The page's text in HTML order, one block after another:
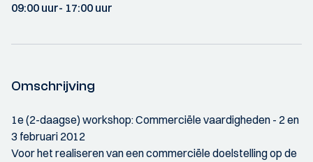
09:00 uur- 17:00 uur
Omschrijving
1e (2-daagse) workshop: Commerciële vaardigheden - 2 en
3 februari 2012
Voor het realiseren van een commerciële doelstelling op de